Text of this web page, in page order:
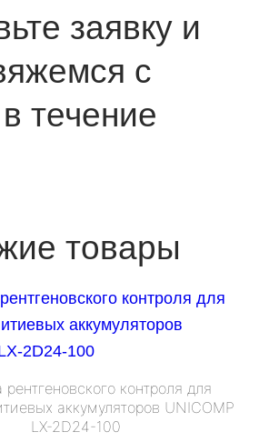
заявку и
с
течение
товары
контроля для
аккумуляторов UNICOMP
LX-2D24-100